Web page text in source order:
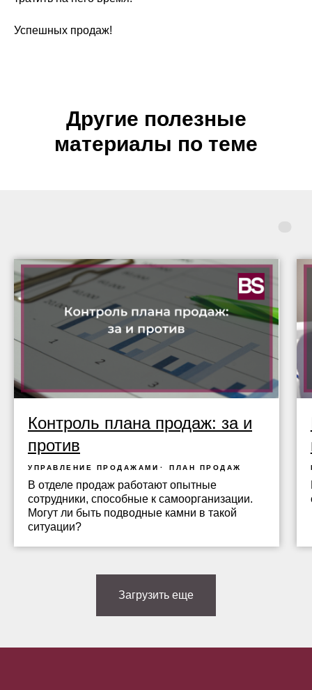
Успешных продаж!
Другие полезные
материалы по теме
Контроль плана продаж: за и
против
УПРАВЛЕНИЕ ПРОДАЖАМИ ПЛАН ПРОДАЖ
В отделе продаж работают опытные
сотрудники, способные к самоорганизации.
Могут ли быть подводные камни в такой
ситуации?
Загрузить еще